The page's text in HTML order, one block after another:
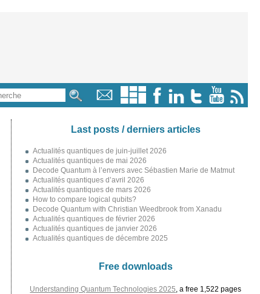
Last posts / derniers articles
Actualités quantiques de juin-juillet 2026
Actualités quantiques de mai 2026
Decode Quantum à l’envers avec Sébastien Marie de Matmut
Actualités quantiques d’avril 2026
Actualités quantiques de mars 2026
How to compare logical qubits?
Decode Quantum with Christian Weedbrook from Xanadu
Actualités quantiques de février 2026
Actualités quantiques de janvier 2026
Actualités quantiques de décembre 2025
Free downloads
Understanding Quantum Technologies 2025 , a free 1,522 pages